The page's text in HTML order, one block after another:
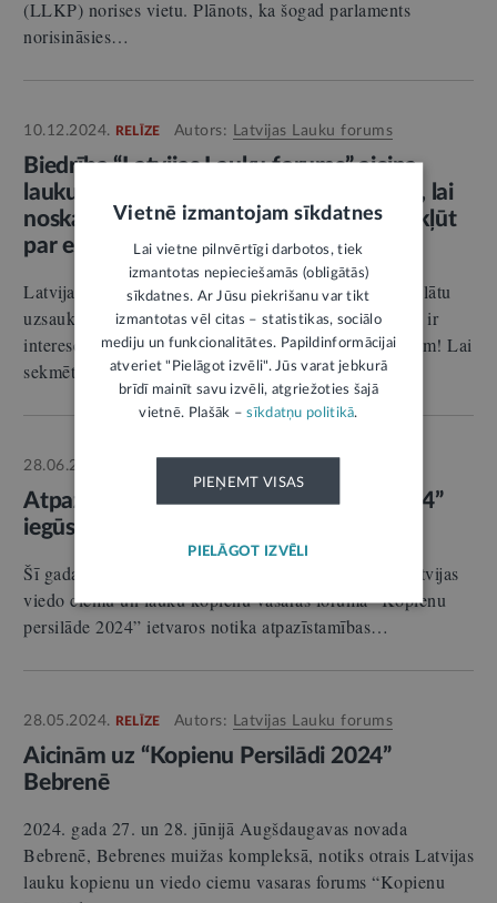
(LLKP) norises vietu. Plānots, ka šogad parlaments
norisināsies…
10.12.2024. RELĪZE Autors: Latvijas Lauku forums
Biedrība “Latvijas Lauku forums” aicina
lauku iedzīvotājus pieteikties atbalstam, lai
noskaidrotu savas kopienas potenciālu kļūt
par energokopienu
Latvijas Lauku forums (turpmāk – LLF) izsludina atklātu
uzsaukumu un aicina pieteikties lauku kopienas, kam ir
interese par iespējamu energokopienu izveidi atbalstam! Lai
sekmētu…
28.06.2024.
Atpazīstamības zīmi “Viedais ciems 2024”
iegūst astoņas kopienas
Šī gada 28. jūnijā Augšdaugavas novada Bebrenē Latvijas
viedo ciemu un lauku kopienu vasaras foruma “Kopienu
persilāde 2024” ietvaros notika atpazīstamības…
28.05.2024. RELĪZE Autors: Latvijas Lauku forums
Aicinām uz “Kopienu Persilādi 2024”
Bebrenē
2024. gada 27. un 28. jūnijā Augšdaugavas novada
Bebrenē, Bebrenes muižas kompleksā, notiks otrais Latvijas
lauku kopienu un viedo ciemu vasaras forums “Kopienu
Vietnē izmantojam sīkdatnes
Lai vietne pilnvērtīgi darbotos, tiek
izmantotas nepieciešamās (obligātās)
sīkdatnes. Ar Jūsu piekrišanu var tikt
izmantotas vēl citas – statistikas, sociālo
mediju un funkcionalitātes. Papildinformācijai
atveriet "Pielāgot izvēli". Jūs varat jebkurā
brīdī mainīt savu izvēli, atgriežoties šajā
vietnē. Plašāk –sīkdatņu politikā.
PIEŅEMT VISAS
PIELĀGOT IZVĒLI